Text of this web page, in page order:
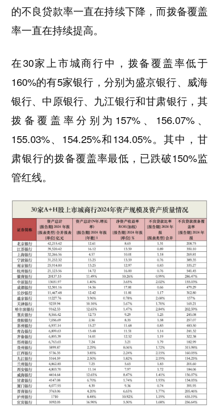
的不良贷款率一直在持续下降，而拨备覆盖
率一直在持续提高。
在30家上市城商行中，拨备覆盖率低于
160%的有5家银行，分别为盛京银行、威海
银行、中原银行、九江银行和甘肃银行，其
拨备覆盖率分别为157%、156.07%、
155.03%、154.25%和134.05%。其中，甘
肃银行的拨备覆盖率最低，已跌破150%监
管红线。